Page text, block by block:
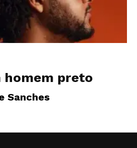
homem preto
Sanches